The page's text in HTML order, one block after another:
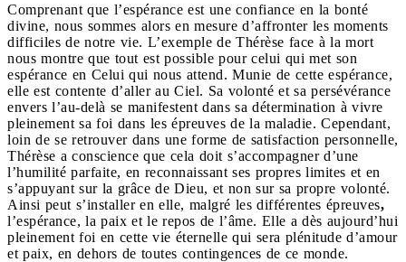
Comprenant que l’espérance est une confiance en la bonté
divine, nous sommes alors en mesure d’affronter les moments
difficiles de notre vie. L’exemple de Thérèse face à la mort
nous montre que tout est possible pour celui qui met son
espérance en Celui qui nous attend. Munie de cette espérance,
elle est contente d’aller au Ciel. Sa volonté et sa persévérance
envers l’au-delà se manifestent dans sa détermination à vivre
pleinement sa foi dans les épreuves de la maladie. Cependant,
loin de se retrouver dans une forme de satisfaction personnelle,
Thérèse a conscience que cela doit s’accompagner d’une
l’humilité parfaite, en reconnaissant ses propres limites et en
s’appuyant sur la grâce de Dieu, et non sur sa propre volonté.
Ainsi peut s’installer en elle, malgré les différentes épreuves,
l’espérance, la paix et le repos de l’âme. Elle a dès aujourd’hui
pleinement foi en cette vie éternelle qui sera plénitude d’amour
et paix, en dehors de toutes contingences de ce monde.